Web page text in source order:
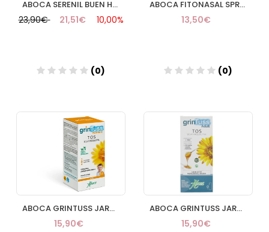
ABOCA SERENIL BUEN HUMOR 100 CAPS
23,90€ 21,51€ 10,00%
(0)
Añadir
ABOCA FITONASAL SPRAY CONCENTRADO 30 ML
13,50€
(0)
Añadir
ABOCA GRINTUSS JARABE CON POLIRESIN PEDIATRIC 180 ML
15,90€
ABOCA GRINTUSS JARABE CON POLIRESIN ADULTOS 180 ML
15,90€